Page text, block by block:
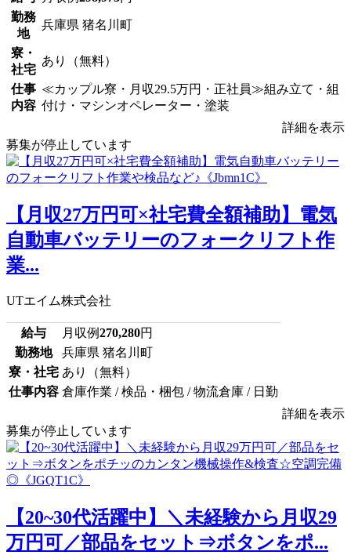
勤務
地
兵庫県 猪名川町
寮・
社宅
あり（無料）
仕事
内容
≪カップル寮・月収29.5万円・正社員≫組み立て・組
付け・マシンオペレーター・塗装
詳細を表示
募集が停止しています
【月収27万円可×社宅費全額補助】電気
自動車バッテリーのフォークリフト作
業...
UTエイム株式会社
給与 月収例270,280円
勤務地
兵庫県 猪名川町
寮・社宅 あり（無料）
仕事内容 倉庫作業 / 検品・梱包 / 物流倉庫 / 日勤
詳細を表示
募集が停止しています
【20~30代活躍中】＼未経験から月収29
万円可／部品をセット⇒ボタンをポ...